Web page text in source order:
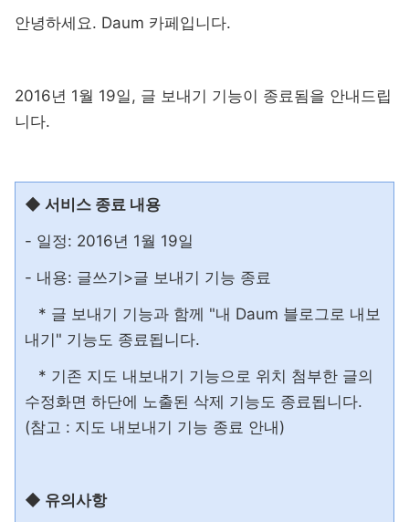
안녕하세요. Daum 카페입니다.
2016년 1월 19일, 글 보내기 기능이 종료됨을 안내드립
니다.
◆ 서비스 종료 내용
- 일정: 2016년 1월 19일
- 내용: 글쓰기>글 보내기 기능 종료
* 글 보내기 기능과 함께 "내 Daum 블로그로 내보
내기" 기능도 종료됩니다.
* 기존 지도 내보내기 기능으로 위치 첨부한 글의
수정화면 하단에 노출된 삭제 기능도 종료됩니다.
(참고 : 지도 내보내기 기능 종료 안내)
◆ 유의사항